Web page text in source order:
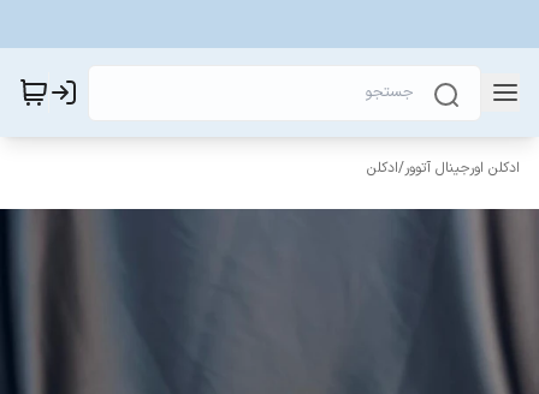
ادکلن اورجینال آتوور/ادکلن